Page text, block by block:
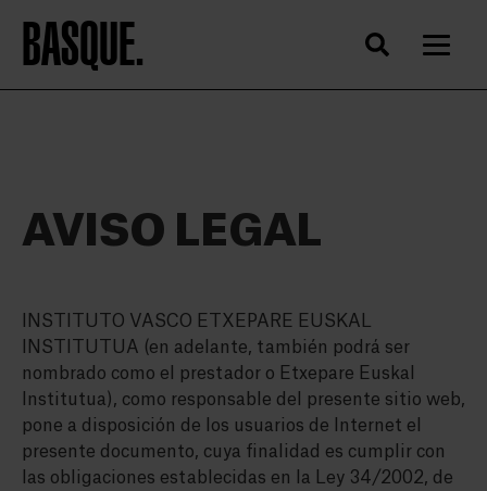
BASQUE.
AVISO LEGAL
INSTITUTO VASCO ETXEPARE EUSKAL
INSTITUTUA (en adelante, también podrá ser
nombrado como el prestador o Etxepare Euskal
Institutua), como responsable del presente sitio web,
pone a disposición de los usuarios de Internet el
presente documento, cuya finalidad es cumplir con
las obligaciones establecidas en la Ley 34/2002, de